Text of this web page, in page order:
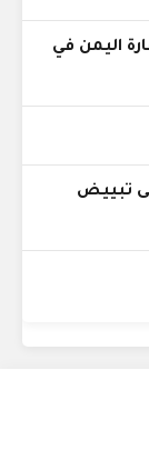
اليمن في
تبييض